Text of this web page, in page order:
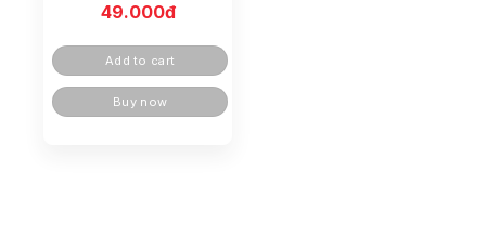
49.000đ
Add to cart
Buy now